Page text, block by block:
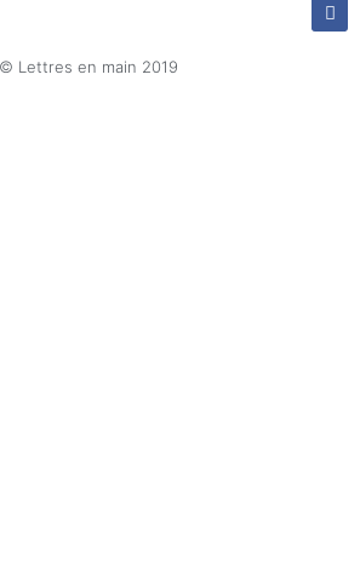
© Lettres en main 2019